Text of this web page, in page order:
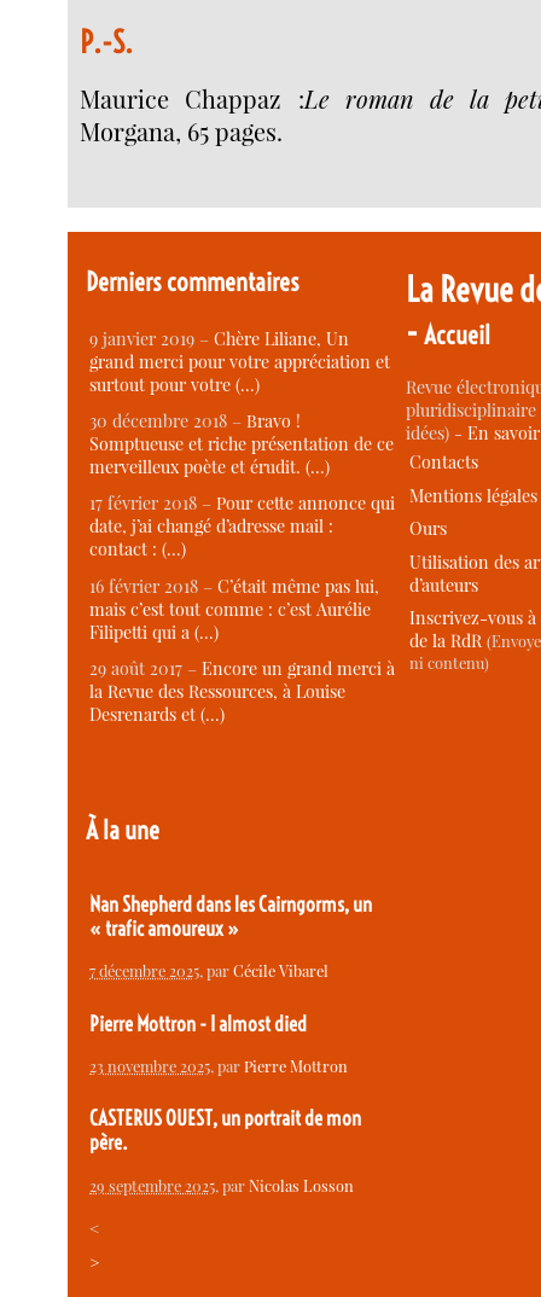
P.-S.
Maurice Chappaz :Le roman de la
Morgana, 65 pages.
Derniers commentaires
9 janvier 2019 –Chère Liliane, Un
grand merci pour votre appréciation et
surtout pour votre (…)
30 décembre 2018 –Bravo !
Somptueuse et riche présentation de ce
merveilleux poète et érudit. (…)
17 février 2018 –Pour cette annonce qui
date, j’ai changé d’adresse mail :
contact : (…)
16 février 2018 –C’était même pas lui,
mais c’est tout comme : c’est Aurélie
Filipetti qui a (…)
29 août 2017 –Encore un grand merci à
la Revue des Ressources, à Louise
Desrenards et (…)
À la une
Nan Shepherd dans les Cairngorms, un
« trafic amoureux »
7 décembre 2025, parCécile Vibarel
Pierre Mottron - I almost died
23 novembre 2025, parPierre Mottron
CASTERUS OUEST, un portrait de mon
père.
29 septembre 2025, parNicolas Losson
<
>
La Revue
-Accueil
Revue
idées) -En
Contacts
Mentions légales
Ours
Utilisation des
d’auteurs
Inscrivez-vous
de la RdR
ni contenu)